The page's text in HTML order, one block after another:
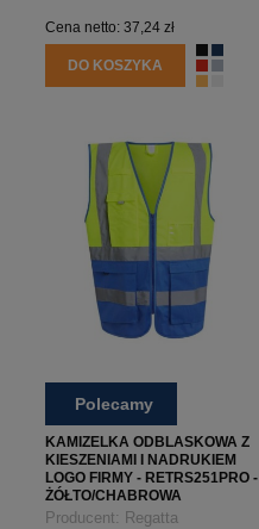
Cena netto: 37,24 zł
DO KOSZYKA
Polecamy
KAMIZELKA ODBLASKOWA Z
KIESZENIAMI I NADRUKIEM
LOGO FIRMY - RETRS251PRO -
ŻÓŁTO/CHABROWA
Producent: Regatta